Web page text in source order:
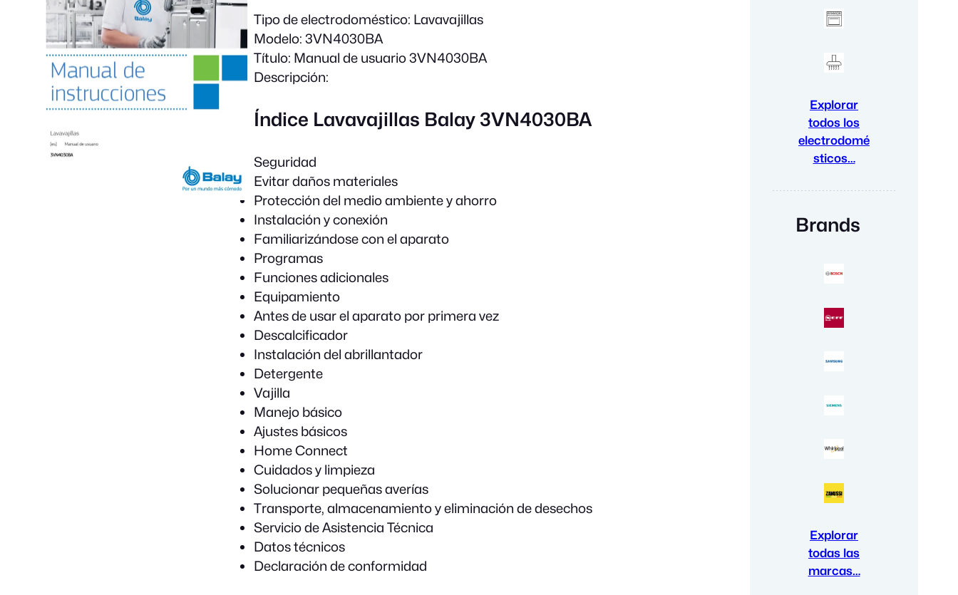
Tipo de electrodoméstico: Lavavajillas
Modelo: 3VN4030BA
Título: Manual de usuario 3VN4030BA
Descripción:
Índice Lavavajillas Balay 3VN4030BA
Seguridad
Evitar daños materiales
Protección del medio ambiente y ahorro
Instalación y conexión
Familiarizándose con el aparato
Programas
Funciones adicionales
Equipamiento
Antes de usar el aparato por primera vez
Descalcificador
Instalación del abrillantador
Detergente
Vajilla
Manejo básico
Ajustes básicos
Home Connect
Cuidados y limpieza
Solucionar pequeñas averías
Transporte, almacenamiento y eliminación de desechos
Servicio de Asistencia Técnica
Datos técnicos
Declaración de conformidad
Explorar
todos los
electrodomé
sticos…
Brands
Explorar
todas las
marcas…